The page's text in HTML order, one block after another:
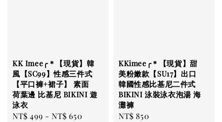
KK Imee╭＊【現貨】韓
風【SC99】性感三件式
【平口褲+裙子】 素面
荷葉邊 比基尼 BIKINI 遊
泳衣
Regular
NT$ 499 -NT$ 650
KKimee╭＊【現貨】甜
美粉嫩款【SU17】出口
韓國性感比基尼二件式
BIKINI 泳裝泳衣泡湯 海
灘褲
Regular
NT$ 850